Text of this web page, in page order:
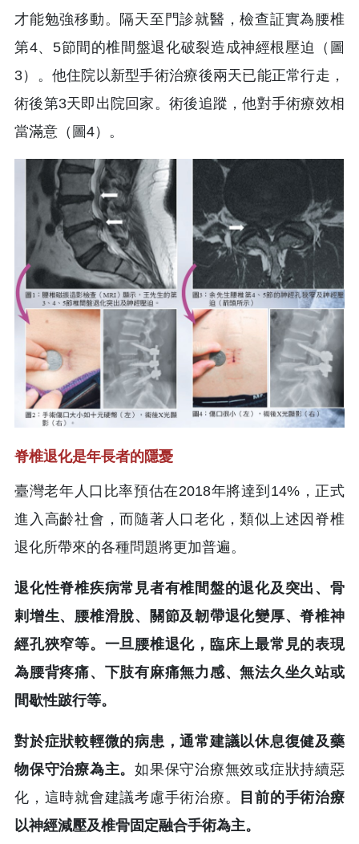
才能勉強移動。隔天至門診就醫，檢查証實為腰椎
第4、5節間的椎間盤退化破裂造成神經根壓迫（圖
3）。他住院以新型手術治療後兩天已能正常行走，
術後第3天即出院回家。術後追蹤，他對手術療效相
當滿意（圖4）。
脊椎退化是年長者的隱憂
臺灣老年人口比率預估在2018年將達到14%，正式
進入高齡社會，而隨著人口老化，類似上述因脊椎
退化所帶來的各種問題將更加普遍。
退化性脊椎疾病常見者有椎間盤的退化及突出、骨
剌增生、腰椎滑脫、關節及韌帶退化變厚、脊椎神
經孔狹窄等。一旦腰椎退化，臨床上最常見的表現
為腰背疼痛、下肢有麻痛無力感、無法久坐久站或
間歇性跛行等。
對於症狀較輕微的病患，通常建議以休息復健及藥
物保守治療為主。如果保守治療無效或症狀持續惡
化，這時就會建議考慮手術治療。
目前的手術治療
以神經減壓及椎骨固定融合手術為主。